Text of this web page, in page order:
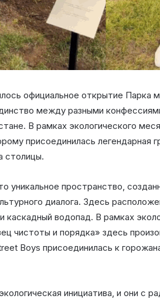
официальное открытие Парка
между разными
В рамках экологического
присоединилась легендарная
столицы.
уникальное пространство,
диалога. Здесь
водопад. В рамках
чистоты и порядка» здесь
Boys присоединилась к
инициатива, и они с